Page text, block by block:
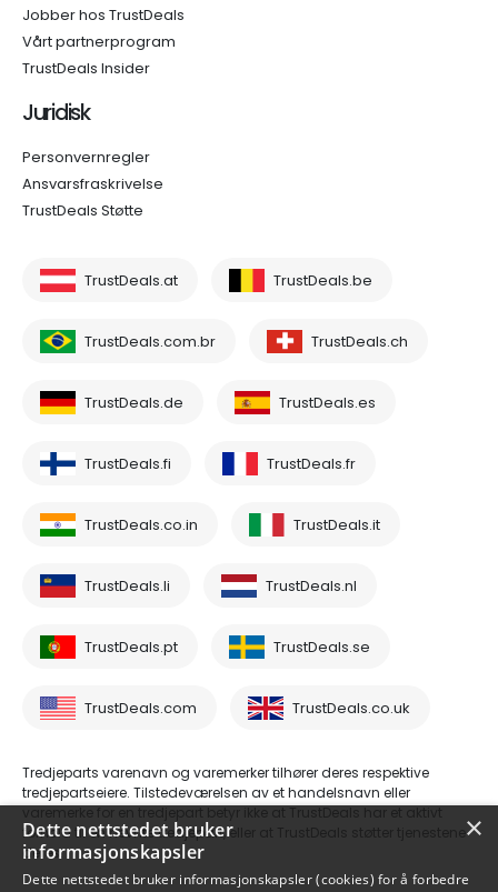
Jobber hos TrustDeals
Vårt partnerprogram
TrustDeals Insider
Juridisk
Personvernregler
Ansvarsfraskrivelse
TrustDeals Støtte
TrustDeals.at TrustDeals.be
TrustDeals.com.br TrustDeals.ch
TrustDeals.de TrustDeals.es
TrustDeals.fi TrustDeals.fr
TrustDeals.co.in TrustDeals.it
TrustDeals.li TrustDeals.nl
TrustDeals.pt TrustDeals.se
TrustDeals.com TrustDeals.co.uk
Tredjeparts varenavn og varemerker tilhører deres respektive
tredjepartseiere. Tilstedeværelsen av et handelsnavn eller
forhold til en nevnte tredjepart, eller at TrustDeals støtter tjenestene
deres.
×
Dette nettstedet bruker
informasjonskapsler
Dette nettstedet bruker informasjonskapsler (cookies) for å forbedre